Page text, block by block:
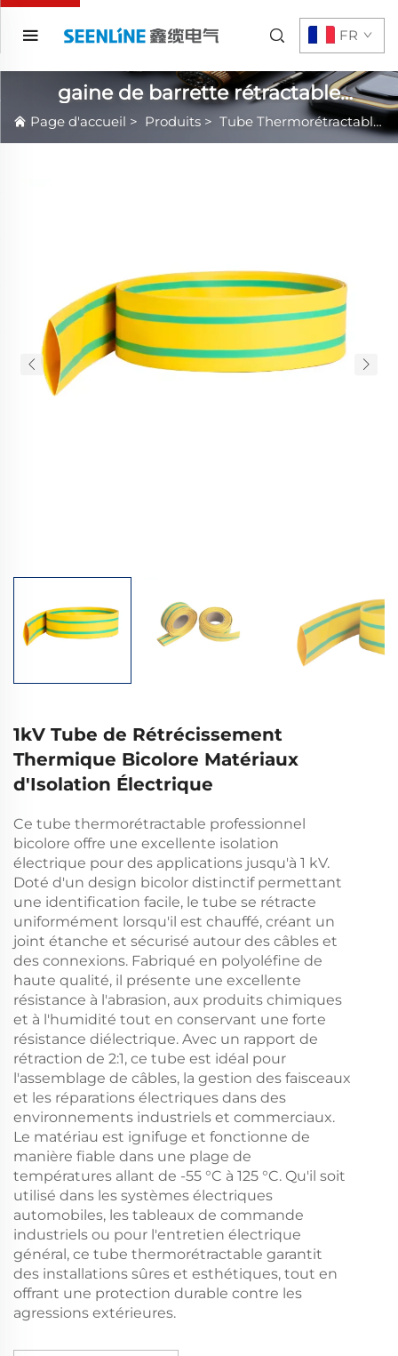
FR
gaine de barrette rétractable
thermiquement 1kv
Page d'accueil > Produits > Tube Thermorétractable
1kV Tube de Rétrécissement
Thermique Bicolore Matériaux
d'Isolation Électrique
Ce tube thermorétractable professionnel
bicolore offre une excellente isolation
électrique pour des applications jusqu'à 1 kV.
Doté d'un design bicolor distinctif permettant
une identification facile, le tube se rétracte
uniformément lorsqu'il est chauffé, créant un
joint étanche et sécurisé autour des câbles et
des connexions. Fabriqué en polyoléfine de
haute qualité, il présente une excellente
résistance à l'abrasion, aux produits chimiques
et à l'humidité tout en conservant une forte
résistance diélectrique. Avec un rapport de
rétraction de 2:1, ce tube est idéal pour
l'assemblage de câbles, la gestion des faisceaux
et les réparations électriques dans des
environnements industriels et commerciaux.
Le matériau est ignifuge et fonctionne de
manière fiable dans une plage de
températures allant de -55 °C à 125 °C. Qu'il soit
utilisé dans les systèmes électriques
automobiles, les tableaux de commande
industriels ou pour l'entretien électrique
général, ce tube thermorétractable garantit
des installations sûres et esthétiques, tout en
offrant une protection durable contre les
agressions extérieures.